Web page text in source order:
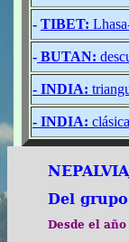
- TIBET:
- BUTAN:
- INDIA:
- INDIA:
Del grupo
Desde el año